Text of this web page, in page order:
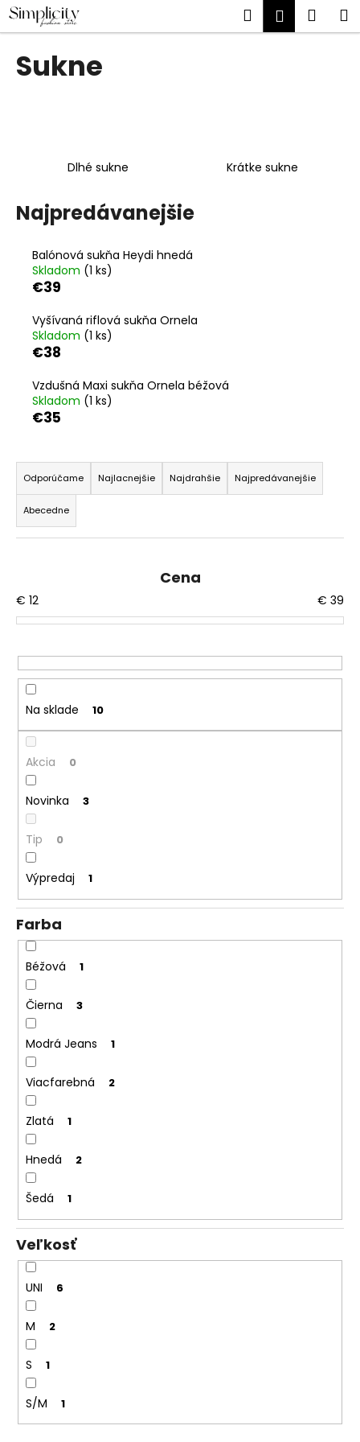
Prejsť
na
obsah
Hľadať
Sukne
Dlhé sukne Krátke sukne
Najpredávanejšie
Balónová sukňa Heydi hnedá
Skladom (1 ks)
€39
Vyšívaná riflová sukňa Ornela
Skladom (1 ks)
€38
Vzdušná Maxi sukňa Ornela béžová
Skladom (1 ks)
€35
R
a
d
e
n
p
r
d
u
k
t
o
v
Odporúčame Najlacnejšie Najdrahšie Najpredávanejšie
Abecedne
Cena
€ 12 € 39
Na sklade 10
Akcia 0
Novinka 3
Tip 0
Výpredaj 1
Farba
Béžová 1
Čierna 3
Modrá Jeans 1
Viacfarebná 2
Zlatá 1
Hnedá 2
Šedá 1
Veľkosť
UNI 6
M 2
S 1
S/M 1
K
o
e
?
O
p
o
ú
a
m
KOMPLET
LA
BALANCIA
AURA
PÚDROVÁ
€111